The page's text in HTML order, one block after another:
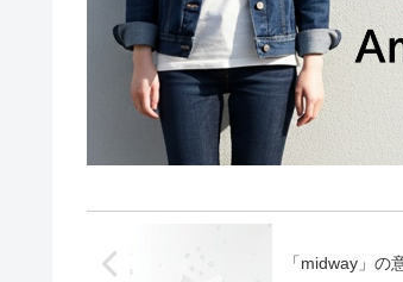
「midway」の